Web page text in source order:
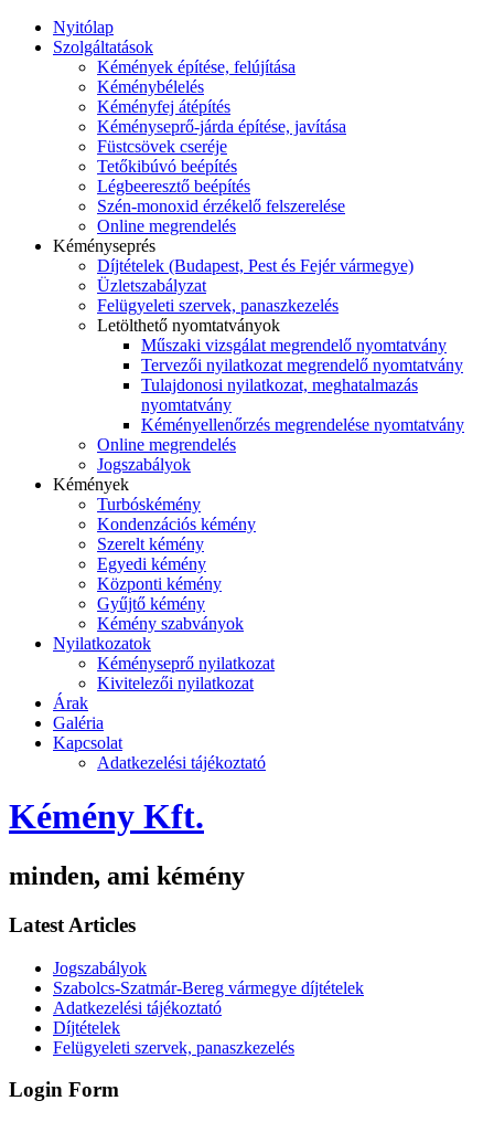
Nyitólap
Szolgáltatások
Kémények építése, felújítása
Kéménybélelés
Kéményfej átépítés
Kéményseprő-járda építése, javítása
Füstcsövek cseréje
Tetőkibúvó beépítés
Légbeeresztő beépítés
Szén-monoxid érzékelő felszerelése
Online megrendelés
Kéményseprés
Díjtételek (Budapest, Pest és Fejér vármegye)
Üzletszabályzat
Felügyeleti szervek, panaszkezelés
Letölthető nyomtatványok
Műszaki vizsgálat megrendelő nyomtatvány
Tervezői nyilatkozat megrendelő nyomtatvány
Tulajdonosi nyilatkozat, meghatalmazás
nyomtatvány
Kéményellenőrzés megrendelése nyomtatvány
Online megrendelés
Jogszabályok
Kémények
Turbóskémény
Kondenzációs kémény
Szerelt kémény
Egyedi kémény
Központi kémény
Gyűjtő kémény
Kémény szabványok
Nyilatkozatok
Kéményseprő nyilatkozat
Kivitelezői nyilatkozat
Árak
Galéria
Kapcsolat
Adatkezelési tájékoztató
Kémény Kft.
minden, ami kémény
Latest Articles
Jogszabályok
Szabolcs-Szatmár-Bereg vármegye díjtételek
Adatkezelési tájékoztató
Díjtételek
Felügyeleti szervek, panaszkezelés
Login Form